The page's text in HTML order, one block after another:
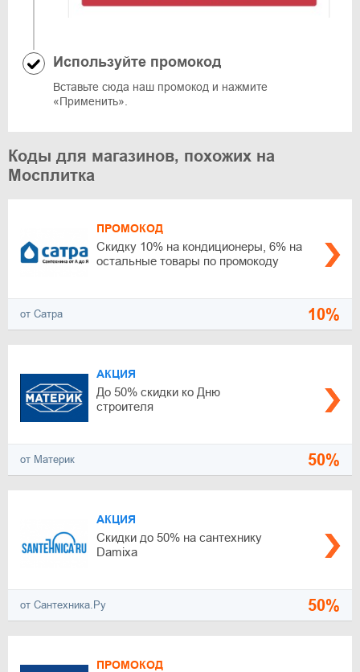
Используйте промокод
Вставьте сюда наш промокод и нажмите
«Применить».
Коды для магазинов, похожих на
Мосплитка
ПРОМОКОД
Скидку 10% на кондиционеры, 6% на
остальные товары по промокоду
от Сатра 10%
АКЦИЯ
До 50% скидки ко Дню
строителя
от Материк 50%
АКЦИЯ
Скидки до 50% на сантехнику
Damixa
от Сантехника.Ру 50%
ПРОМОКОД